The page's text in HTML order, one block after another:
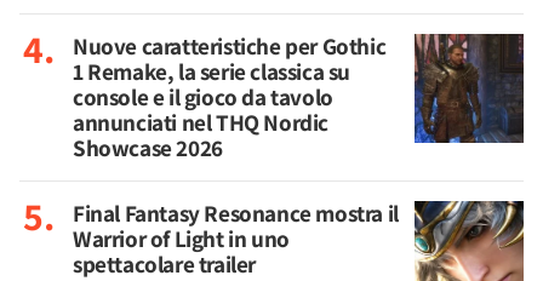
Nuove caratteristiche per Gothic
1 Remake, la serie classica su
console e il gioco da tavolo
annunciati nel THQ Nordic
Showcase 2026
Final Fantasy Resonance mostra il
Warrior of Light in uno
spettacolare trailer